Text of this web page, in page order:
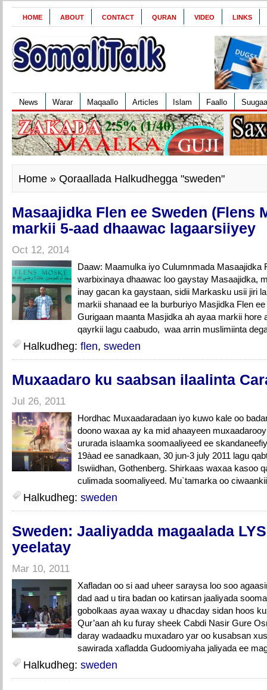
HOME ABOUT CONTACT QURAN VIDEO LINKS
News Warar Maqaallo Articles Islam Faallo
Home » Qoraallada Halkudhegga "sweden"
Masaajidka Flen ee Sweden (Flens
markii 5-aad dhaawac lagaarsiiyey
Oct 12, 2014
Daaw: Maamulka iyo Culumnmada Masaajidka
warbixinaya dhaawac loo gaystay Masaajidka,
inay gacan ka gaystaan, sidii Markasku usii jiri
markii shanaad ee la burburiyo Masjidka Flen
Gurigaan maanta Masjidka ah ayaa markii hore
qayrkii lagu caabudo, waa arrin muslimiinta
Halkudheg: flen, sweden
Muxaadaro ku saabsan ilaalinta
Jul 26, 2011
Hordhac Muxaadaradaan iyo kuwo kale oo
doono waxaa ay ka mid ahaayeen
ururada islaamka soomaaliyeed ee
19àad ee sanadkaan, 30 jun-3 july 2011 lagu
Iswiidhan, Gothenberg. Shirkaas waxaa kasoo
culimada soomaliyeed. Mu`tamarka oo
Halkudheg: sweden
Sweden: Jaaliyadda magaalada
yeelatay
Mar 10, 2011
Xafladan oo si aad uheer saraysa loo soo
dad aad u tira badan oo katirsan jaaliyada
gobolkaas ayaa waxay u dhacday sidan hoos
Qur’aan ah ku furay sheek Cabdi Nasir Gure
daray wadaadku muxadaro yar oo kusabsan
sawirada xafladda Gudoomiyaha jaliyada ee
Halkudheg: sweden